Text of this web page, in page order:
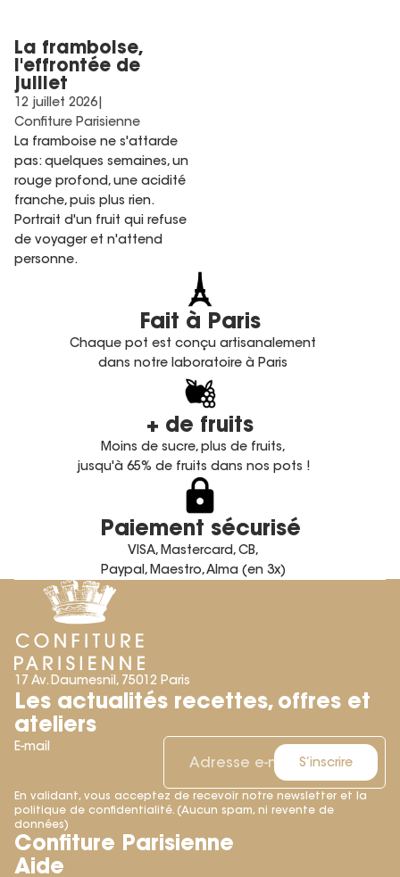
La framboise,
l'effrontée de
juillet
12 juillet 2026|
Confiture Parisienne
La framboise ne s'attarde
pas: quelques semaines, un
rouge profond, une acidité
franche, puis plus rien.
Portrait d'un fruit qui refuse
de voyager et n'attend
personne.
Fait à Paris
Chaque pot est conçu artisanalement
dans notre laboratoire à Paris
+ de fruits
Moins de sucre, plus de fruits,
jusqu'à 65% de fruits dans nos pots !
Paiement sécurisé
VISA, Mastercard, CB,
Paypal, Maestro, Alma (en 3x)
17 Av. Daumesnil, 75012 Paris
Les actualités recettes, offres et
ateliers
E-mail
S’inscrire
En validant, vous acceptez de recevoir notre newsletter et la
politique de confidentialité. (Aucun spam, ni revente de
données)
Confiture Parisienne
Aide
Politique de remboursement
Politique de confidentialité
Conditions d’utilisation